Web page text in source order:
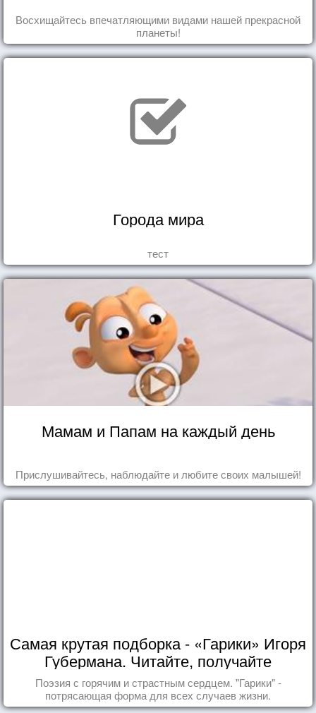
Восхищайтесь впечатляющими видами нашей прекрасной
планеты!
Города мира
тест
Мамам и Папам на каждый день
Прислушивайтесь, наблюдайте и любите своих малышей!
Самая крутая подборка - «Гарики» Игоря
Губермана. Читайте, получайте
удовольствие!
Поэзия с горячим и страстным сердцем. "Гарики" -
потрясающая форма для всех случаев жизни.